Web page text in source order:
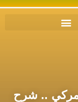
.. شرح